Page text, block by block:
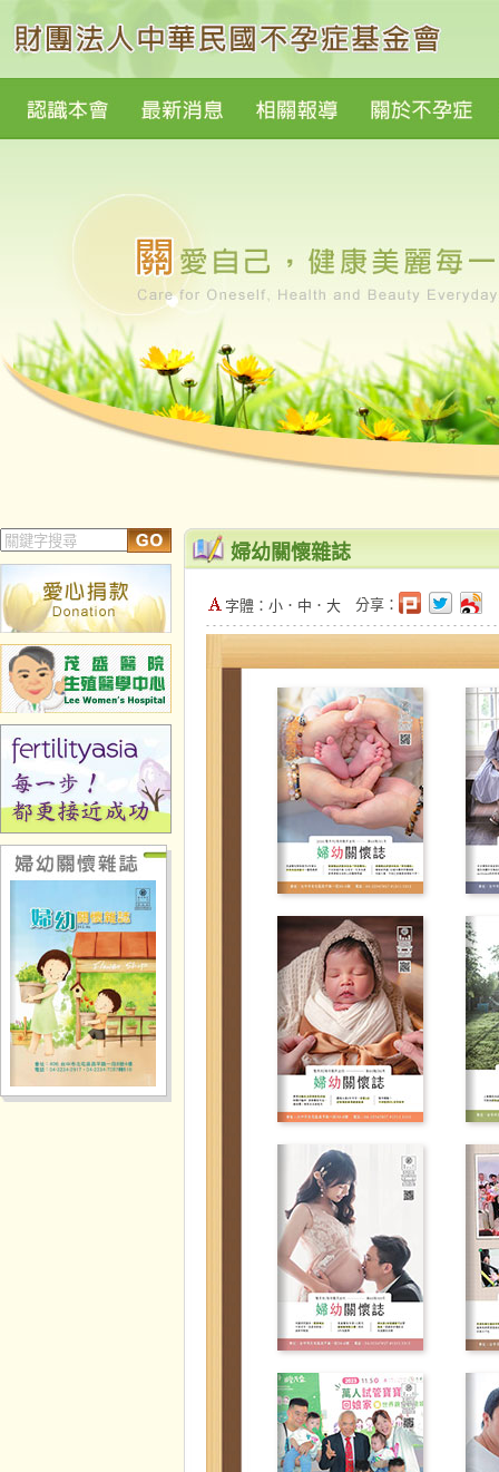
婦幼關懷雜誌
字體： 小 ． 中 ． 大 分享：
婦幼關懷雜誌
第68期
婦幼關懷雜誌
第67期
婦幼關懷雜誌
第64期
婦幼關懷雜誌
第63期
婦幼關懷雜誌
第59期